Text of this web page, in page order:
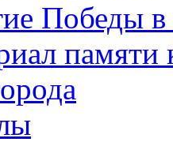
Победы
памяти